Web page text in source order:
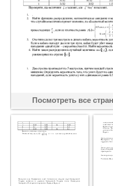
Посмотреть все